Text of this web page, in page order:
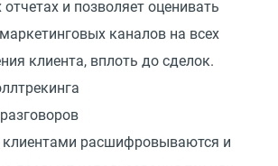
и позволяет оценивать
каналов на всех
клиента, вплоть до сделок.
клиентами расшифровываются и